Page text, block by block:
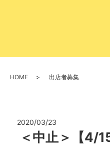
HOME 出店者募集
2020/03/23
＜中止＞【4/